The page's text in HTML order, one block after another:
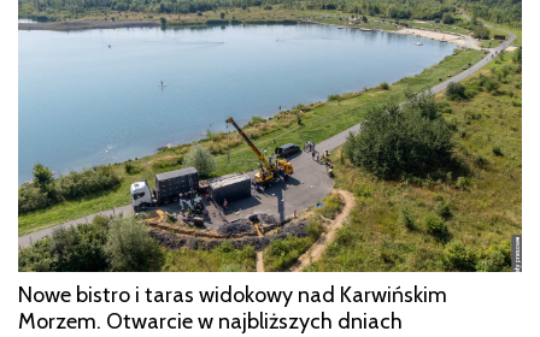
Nowe bistro i taras widokowy nad Karwińskim
Morzem. Otwarcie w najbliższych dniach